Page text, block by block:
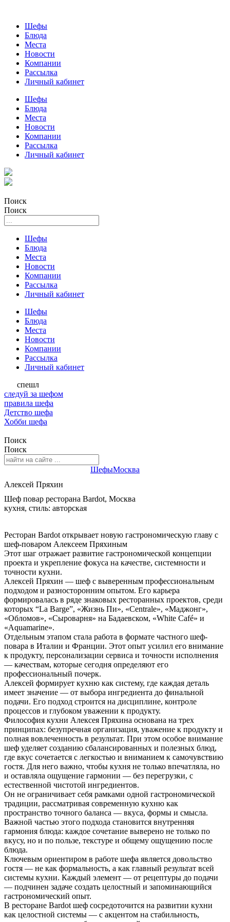
Шефы
Блюда
Места
Новости
Компании
Рассылка
Личный кабинет
Шефы
Блюда
Места
Новости
Компании
Рассылка
Личный кабинет
Поиск
Поиск
Шефы
Блюда
Места
Новости
Компании
Рассылка
Личный кабинет
Шефы
Блюда
Места
Новости
Компании
Рассылка
Личный кабинет
спешл
следуй за шефом
правила шефа
Детство шефа
Хобби шефа
Поиск
Поиск
ШефыМосква
Алексей Пряхин
Шеф повар ресторана Bardot, Москва
кухня, стиль: авторская
Ресторан Bardot открывает новую гастрономическую главу с
шеф-поваром Алексеем Пряхиным
Этот шаг отражает развитие гастрономической концепции
проекта и укрепление фокуса на качестве, системности и
точности кухни.
Алексей Пряхин — шеф с выверенным профессиональным
подходом и разносторонним опытом. Его карьера
формировалась в ряде знаковых ресторанных проектов, среди
которых “La Barge”, «Жизнь Пи», «Centrale», «Маджонг»,
«Обломов», «Сыроварня» на Бадаевском, «White Café» и
«Aquamarine».
Отдельным этапом стала работа в формате частного шеф-
повара в Италии и Франции. Этот опыт усилил его внимание
к продукту, персонализации сервиса и точности исполнения
— качествам, которые сегодня определяют его
профессиональный почерк.
Алексей формирует кухню как систему, где каждая деталь
имеет значение — от выбора ингредиента до финальной
подачи. Его подход строится на дисциплине, контроле
процессов и глубоком уважении к продукту.
Философия кухни Алексея Пряхина основана на трех
принципах: безупречная организация, уважение к продукту и
полная вовлеченность в результат. При этом особое внимание
шеф уделяет созданию сбалансированных и полезных блюд,
где вкус сочетается с легкостью и вниманием к самочувствию
гостя. Для него важно, чтобы кухня не только впечатляла, но
и оставляла ощущение гармонии — без перегрузки, с
естественной чистотой ингредиентов.
Он не ограничивает себя рамками одной гастрономической
традиции, рассматривая современную кухню как
пространство точного баланса — вкуса, формы и смысла.
Важной частью этого подхода становится внутренняя
гармония блюда: каждое сочетание выверено не только по
вкусу, но и по пользе, текстуре и общему ощущению после
блюда.
Ключевым ориентиром в работе шефа является довольство
гостя — не как формальность, а как главный результат всей
системы кухни. Каждый элемент — от рецептуры до подачи
— подчинен задаче создать целостный и запоминающийся
гастрономический опыт.
В ресторане Bardot шеф сосредоточится на развитии кухни
как целостной системы — с акцентом на стабильность,